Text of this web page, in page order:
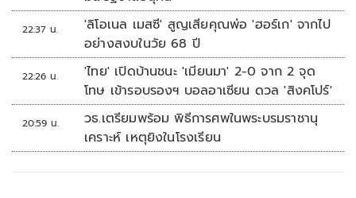
22:37 น.
'ลิโอเนล เมสซี' สูญเสียคุณพ่อ 'ฮอร์เก' จากไป
อย่างสงบในวัย 68 ปี
22:26 น.
'ไทย' เปิดบ้านชนะ 'เมียนมา' 2-0 จาก 2 จุด
โทษ เข้ารอบรองฯ บอลอาเซียน ดวล 'สิงคโปร์'
20:59 น.
วธ.เตรียมพร้อม พิธีการศพในพระบรมราชานุ
เคราะห์ เหตุยิงในโรงเรียน